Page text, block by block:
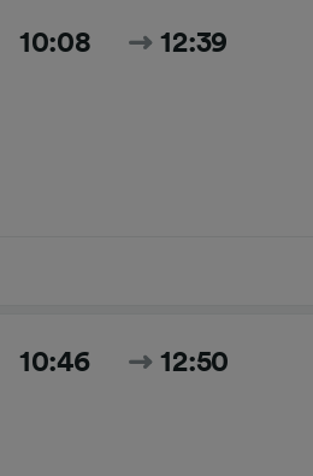
10:08 12:39
10:46 12:50